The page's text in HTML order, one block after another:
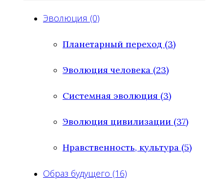
Эволюция (0)
Планетарный переход (3)
Эволюция человека (23)
Системная эволюция (3)
Эволюция цивилизации (37)
Нравственность, культура (5)
Образ будущего (16)